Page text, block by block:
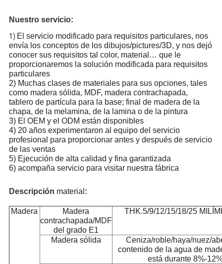
Nuestro servicio:
1) El servicio modificado para requisitos particulares, nos
envía los conceptos de los dibujos/pictures/3D, y nos dejó
conocer sus requisitos tal color, material… que le
proporcionaremos la solución modificada para requisitos
particulares
2) Muchas clases de materiales para sus opciones, tales
como madera sólida, MDF, madera contrachapada,
tablero de partícula para la base; final de madera de la
chapa, de la melamina, de la lamina o de la pintura
3) El OEM y el ODM están disponibles
4) 20 años experimentaron al equipo del servicio
profesional para proporcionar antes y después de servicio
de las ventas
5) Ejecución de alta calidad y fina garantizada
6) acompaña servicio para visitar nuestra fábrica
Descripción material :
Madera
Madera
contrachapada/MDF
del grado E1
THK.5/9/12/15/18/25
Madera sólida
Ceniza/roble/haya/nuez/
contenido de la agua de
está durante 8%-